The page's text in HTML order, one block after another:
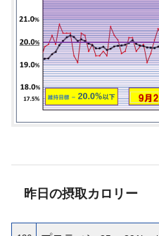
昨日の摂取カロリー